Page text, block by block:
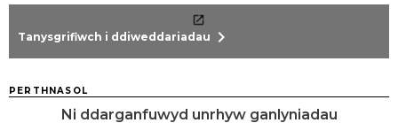
Tanysgrifiwch i ddiweddariadau chevron_right
PERTHNASOL
Ni ddarganfuwyd unrhyw ganlyniadau